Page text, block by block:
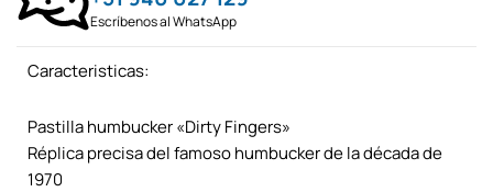
Escríbenos al WhatsApp
Caracteristicas:
Pastilla humbucker «Dirty Fingers»
Réplica precisa del famoso humbucker de la década de
1970